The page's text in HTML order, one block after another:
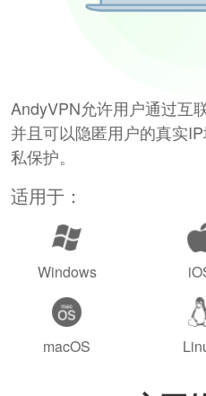
AndyVPN允许用户通过互
并且可以隐匿用户的真实
私保护。
适用于：
Windows
macOS